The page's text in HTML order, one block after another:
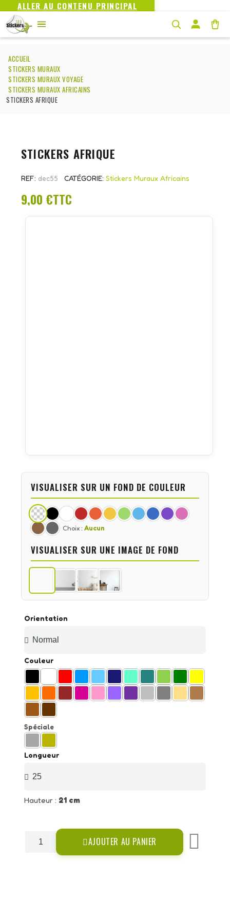
ALLER AU CONTENU PRINCIPAL
ACCUEIL
STICKERS MURAUX
STICKERS MURAUX VOYAGE
STICKERS MURAUX AFRICAINS
STICKERS AFRIQUE
STICKERS AFRIQUE
REF dec55 CATÉGORIE Stickers Muraux Africains
9,00 €TTC
Orientation
Couleur
Spéciale
Longueur
Hauteur : 21 cm
AJOUTER AU PANIER
VISUALISER SUR UN FOND DE COULEUR
Choix : Aucun
VISUALISER SUR UNE IMAGE DE FOND